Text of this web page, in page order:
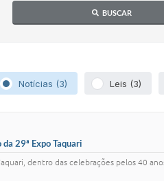
BUSCAR
Notícias (3) Leis (3)
29ª Expo Taquari
dentro das celebrações pelos 40